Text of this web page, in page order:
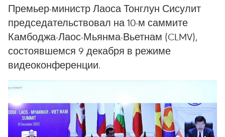
Премьер-министр Лаоса Тонглун Сисулит
председательствовал на 10-м саммите
Камбоджа-Лаос-Мьянма-Вьетнам (CLMV),
состоявшемся 9 декабря в режиме
видеоконференции.